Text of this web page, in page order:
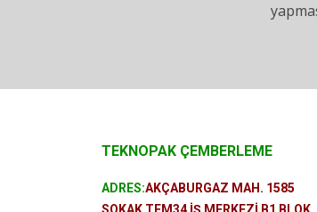
TEKNOPAK ÇEMBERLEME
ADRES:AKÇABURGAZ MAH. 1585